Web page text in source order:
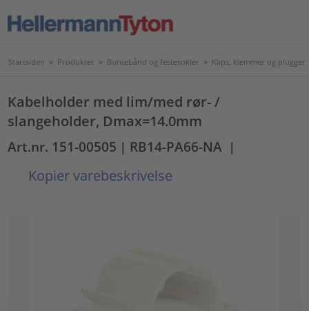
Startsiden > Produkter > Buntebånd og festesokler > Klips, klemmer og plugger
Kabelholder med lim/med rør- /
slangeholder, Dmax=14.0mm
Art.nr. 151-00505 | RB14-PA66-NA |
Kopier varebeskrivelse